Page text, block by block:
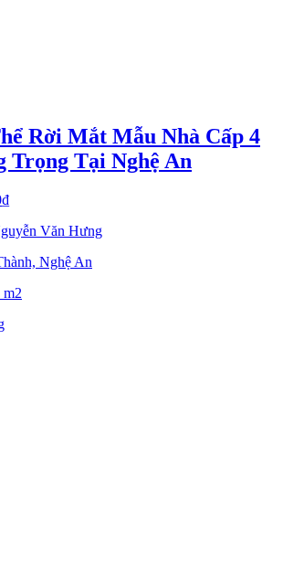
Rời Mắt Mẫu Nhà Cấp 4
Trọng Tại Nghệ An
₫
Văn Hưng
Nghệ An